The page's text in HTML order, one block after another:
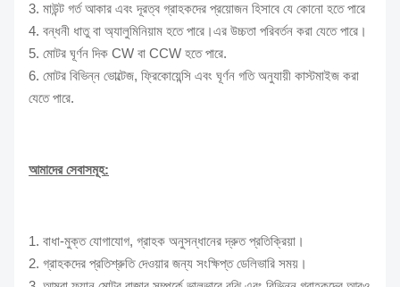
3. মাউন্ট গর্ত আকার এবং দূরত্ব গ্রাহকদের প্রয়োজন হিসাবে যে কোনো হতে পারে
4. বন্ধনী ধাতু বা অ্যালুমিনিয়াম হতে পারে।এর উচ্চতা পরিবর্তন করা যেতে পারে।
5. মোটর ঘূর্ণন দিক CW বা CCW হতে পারে.
6. মোটর বিভিন্ন ভোল্টেজ, ফ্রিকোয়েন্সি এবং ঘূর্ণন গতি অনুযায়ী কাস্টমাইজ করা
যেতে পারে.
আমাদের সেবাসমূহ:
1. বাধা-মুক্ত যোগাযোগ, গ্রাহক অনুসন্ধানের দ্রুত প্রতিক্রিয়া।
2. গ্রাহকদের প্রতিশ্রুতি দেওয়ার জন্য সংক্ষিপ্ত ডেলিভারি সময়।